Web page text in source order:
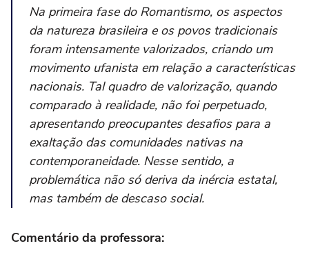
Na primeira fase do Romantismo, os aspectos
da natureza brasileira e os povos tradicionais
foram intensamente valorizados, criando um
movimento ufanista em relação a características
nacionais. Tal quadro de valorização, quando
comparado à realidade, não foi perpetuado,
apresentando preocupantes desafios para a
exaltação das comunidades nativas na
contemporaneidade. Nesse sentido, a
problemática não só deriva da inércia estatal,
mas também de descaso social.
Comentário da professora: